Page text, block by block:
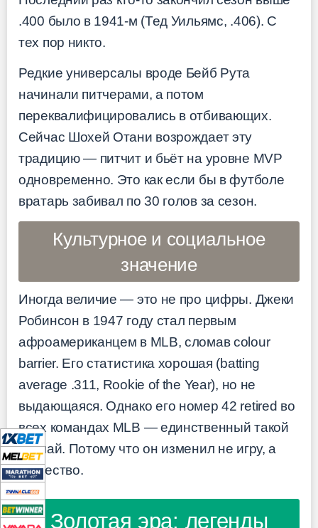
.400 было в 1941-м (Тед Уильямс, .406). С
тех пор никто.
Редкие универсалы вроде Бейб Рута
начинали питчерами, а потом
переквалифицировались в отбивающих.
Сейчас Шохей Отани возрождает эту
традицию — питчит и бьёт на уровне MVP
одновременно. Это как если бы в футболе
вратарь забивал по 30 голов за сезон.
Культурное и социальное
значение
Иногда величие — это не про цифры. Джеки
Робинсон в 1947 году стал первым
афроамериканцем в MLB, сломав colour
barrier. Его статистика хорошая (batting
average .311, Rookie of the Year), но не
выдающаяся. Однако его номер 42 retired во
всех командах MLB — единственный такой
случай. Потому что он изменил не игру, а
общество.
Золотая эра: легенды